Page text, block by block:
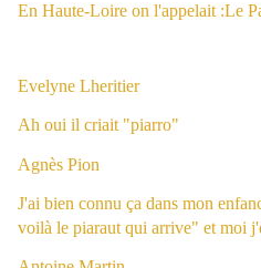
En Haute-Loire on l'appelait :Le
Evelyne Lheritier
Ah oui il criait "piarro"
Agnès Pion
J'ai bien connu ça dans mon
voilà le piaraut qui arrive" et moi